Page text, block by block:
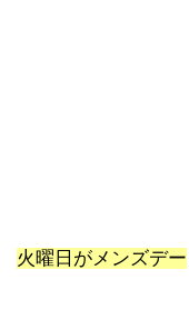
火曜日がメンズデー